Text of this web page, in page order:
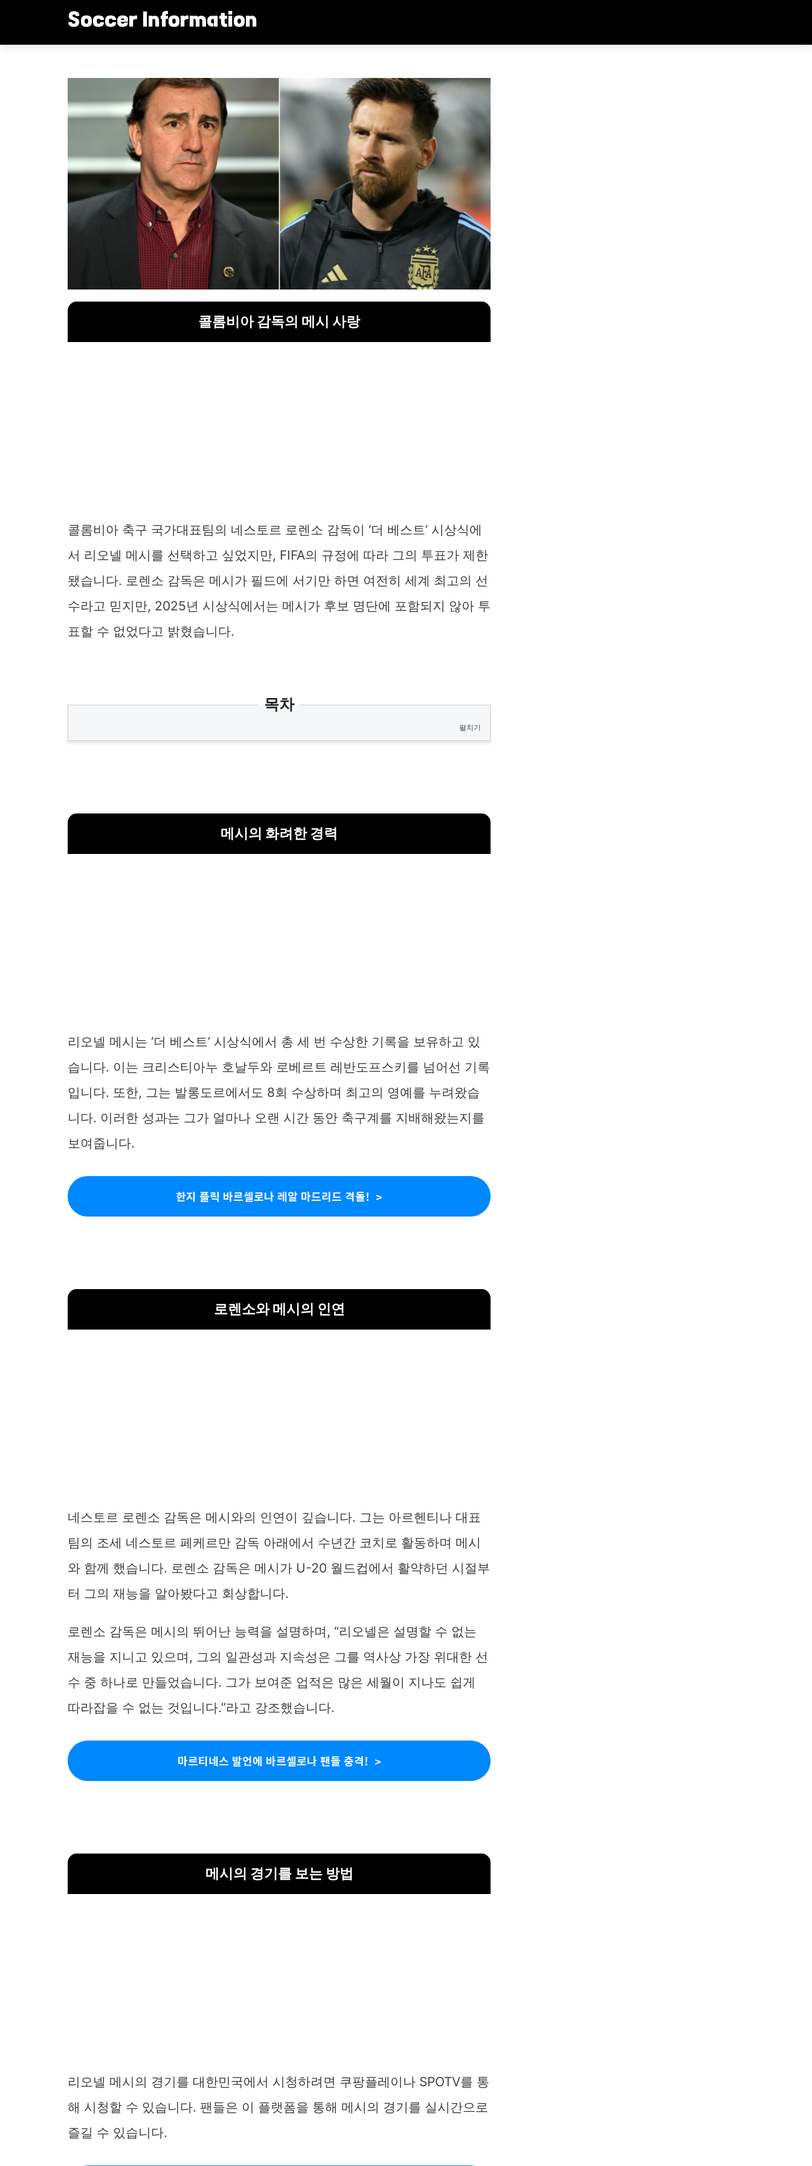
Soccer Information
콜롬비아 감독의 메시 사랑
콜롬비아 축구 국가대표팀의 네스토르 로렌소 감독이 ‘더 베스트’ 시상식에
서 리오넬 메시를 선택하고 싶었지만, FIFA의 규정에 따라 그의 투표가 제한
됐습니다. 로렌소 감독은 메시가 필드에 서기만 하면 여전히 세계 최고의 선
수라고 믿지만, 2025년 시상식에서는 메시가 후보 명단에 포함되지 않아 투
표할 수 없었다고 밝혔습니다.
목차
펼치기
메시의 화려한 경력
리오넬 메시는 ‘더 베스트’ 시상식에서 총 세 번 수상한 기록을 보유하고 있
습니다. 이는 크리스티아누 호날두와 로베르트 레반도프스키를 넘어선 기록
입니다. 또한, 그는 발롱도르에서도 8회 수상하며 최고의 영예를 누려왔습
니다. 이러한 성과는 그가 얼마나 오랜 시간 동안 축구계를 지배해왔는지를
보여줍니다.
한지 플릭 바르셀로나 레알 마드리드 격돌!
로렌소와 메시의 인연
네스토르 로렌소 감독은 메시와의 인연이 깊습니다. 그는 아르헨티나 대표
팀의 조세 네스토르 페케르만 감독 아래에서 수년간 코치로 활동하며 메시
와 함께 했습니다. 로렌소 감독은 메시가 U-20 월드컵에서 활약하던 시절부
터 그의 재능을 알아봤다고 회상합니다.
로렌소 감독은 메시의 뛰어난 능력을 설명하며, “리오넬은 설명할 수 없는
재능을 지니고 있으며, 그의 일관성과 지속성은 그를 역사상 가장 위대한 선
수 중 하나로 만들었습니다. 그가 보여준 업적은 많은 세월이 지나도 쉽게
따라잡을 수 없는 것입니다.”라고 강조했습니다.
마르티네스 발언에 바르셀로나 팬들 충격!
메시의 경기를 보는 방법
리오넬 메시의 경기를 대한민국에서 시청하려면 쿠팡플레이나 SPOTV를 통
해 시청할 수 있습니다. 팬들은 이 플랫폼을 통해 메시의 경기를 실시간으로
즐길 수 있습니다.